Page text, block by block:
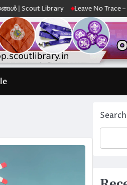
Library Leave No Trace – Scout
Search